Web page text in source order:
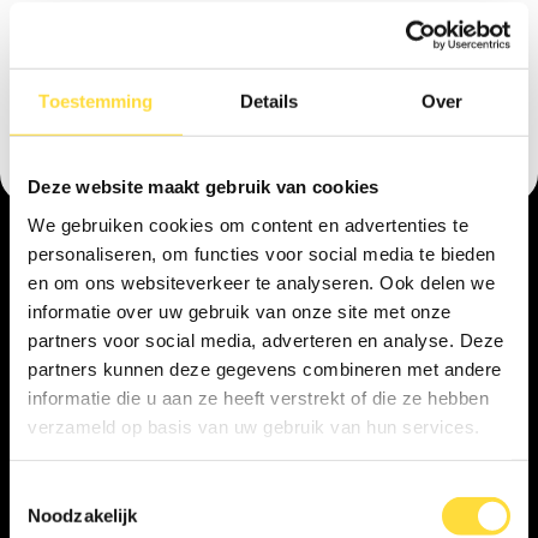
Toestemming Details Over
Deze website maakt gebruik van cookies
We gebruiken cookies om content en advertenties te
personaliseren, om functies voor social media te bieden
en om ons websiteverkeer te analyseren. Ook delen we
informatie over uw gebruik van onze site met onze
partners voor social media, adverteren en analyse. Deze
partners kunnen deze gegevens combineren met andere
informatie die u aan ze heeft verstrekt of die ze hebben
verzameld op basis van uw gebruik van hun services.
Noodzakelijk
5/5 beoordeling op Google
Hoe werkt onze
irisfotografie fotoshoot?
Maak een afspraak